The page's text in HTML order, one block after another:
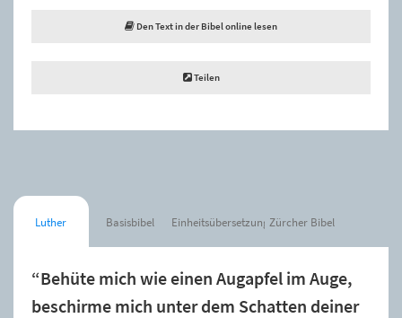
Den Text in der Bibel online lesen
Teilen
Luther Basisbibel Einheitsübersetzung Zürcher Bibel
“Behüte mich wie einen Augapfel im Auge,
beschirme mich unter dem Schatten deiner